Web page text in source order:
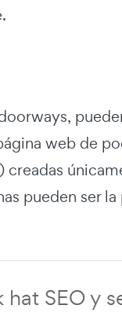
web de
pueden ser
hat SEO y